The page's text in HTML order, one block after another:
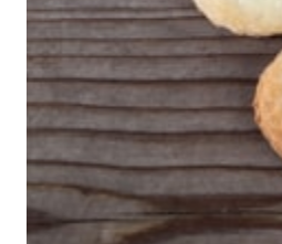
Lyse julehjerter
Disse kan minne litt om hvite
som små søte hjerter i stedet.
erstattes med sukrin, som er et
sukker.